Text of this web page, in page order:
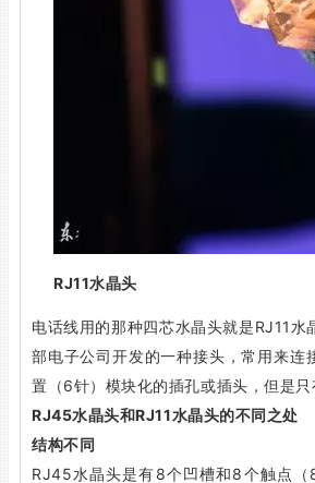
RJ11水晶头
电话线用的那种四芯水晶头就是RJ11
部电子公司开发的一种接头，常用来
置（6针）模块化的插孔或插头，但是
RJ45水晶头和RJ11水晶头的不同之处
结构不同
RJ45水晶头是有8个凹槽和8个触点